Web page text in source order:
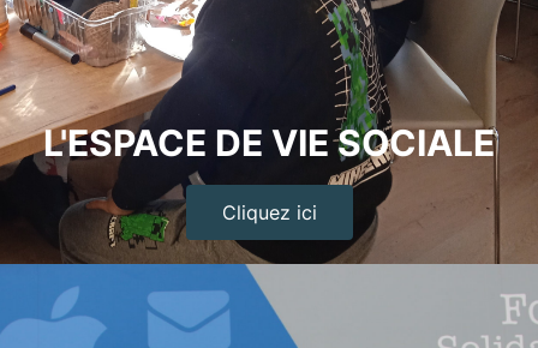
L'ESPACE DE VIE SOCIALE
Cliquez ici